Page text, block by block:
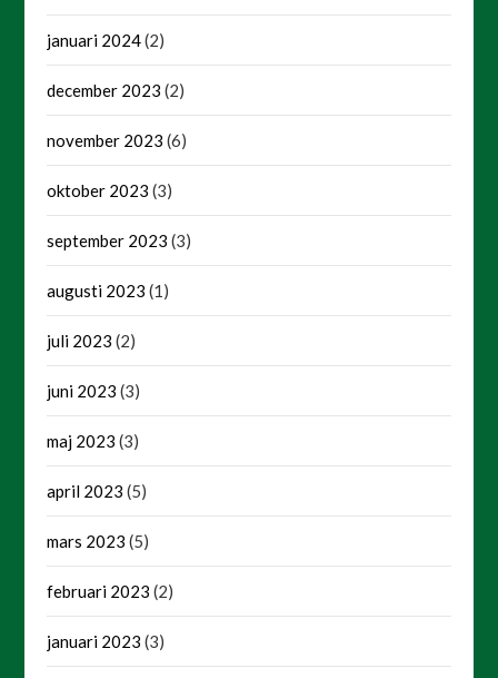
januari 2024(2)
december 2023 (2)
november 2023 (6)
oktober 2023 (3)
september 2023 (3)
augusti 2023 (1)
juli 2023 (2)
juni 2023 (3)
maj 2023 (3)
april 2023 (5)
mars 2023 (5)
februari 2023 (2)
januari 2023 (3)